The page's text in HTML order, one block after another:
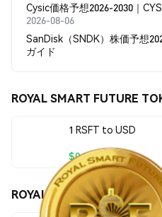
Cysic価格予想2026-2030｜
2026-08-06
SanDisk（SNDK）株価予想
ガイド
ROYAL SMART FUTURE
1 RSFT to USD
$0.00179659
ROYAL SMART FUTURE